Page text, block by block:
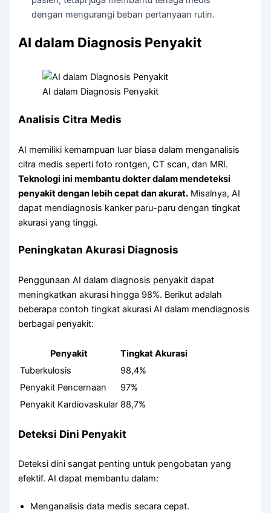
dengan mengurangi beban pertanyaan rutin.
AI dalam Diagnosis Penyakit
AI dalam Diagnosis Penyakit
Analisis Citra Medis
AI memiliki kemampuan luar biasa dalam menganalisis
citra medis seperti foto rontgen, CT scan, dan MRI.
Teknologi ini membantu dokter dalam mendeteksi
penyakit dengan lebih cepat dan akurat. Misalnya, AI
dapat mendiagnosis kanker paru-paru dengan tingkat
akurasi yang tinggi.
Peningkatan Akurasi Diagnosis
Penggunaan AI dalam diagnosis penyakit dapat
meningkatkan akurasi hingga 98%. Berikut adalah
beberapa contoh tingkat akurasi AI dalam mendiagnosis
berbagai penyakit:
Penyakit
Tingkat Akurasi
Tuberkulosis
98,4%
Penyakit Pencernaan
97%
Penyakit Kardiovaskular 88,7%
Deteksi Dini Penyakit
Deteksi dini sangat penting untuk pengobatan yang
efektif. AI dapat membantu dalam:
Menganalisis data medis secara cepat.